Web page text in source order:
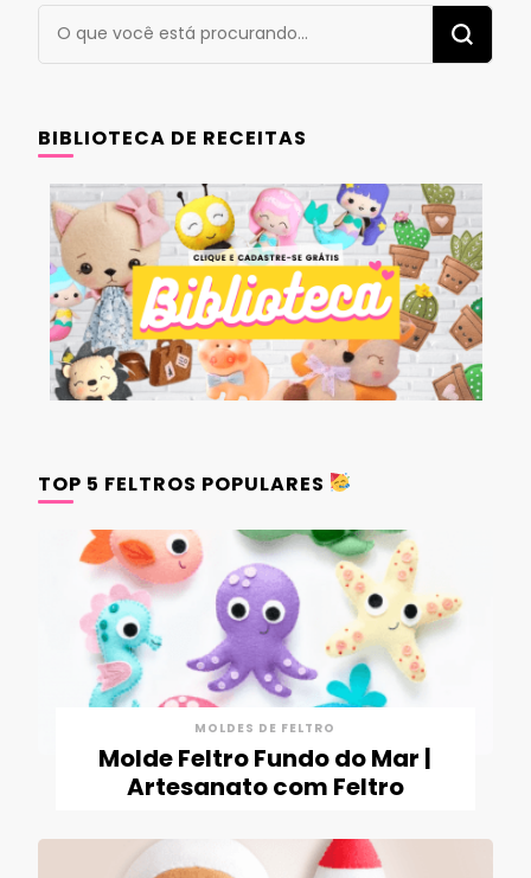
Procurando
algo?
BIBLIOTECA DE RECEITAS
TOP 5 FELTROS POPULARES
MOLDES DE FELTRO
Molde Feltro Fundo do Mar |
Artesanato com Feltro